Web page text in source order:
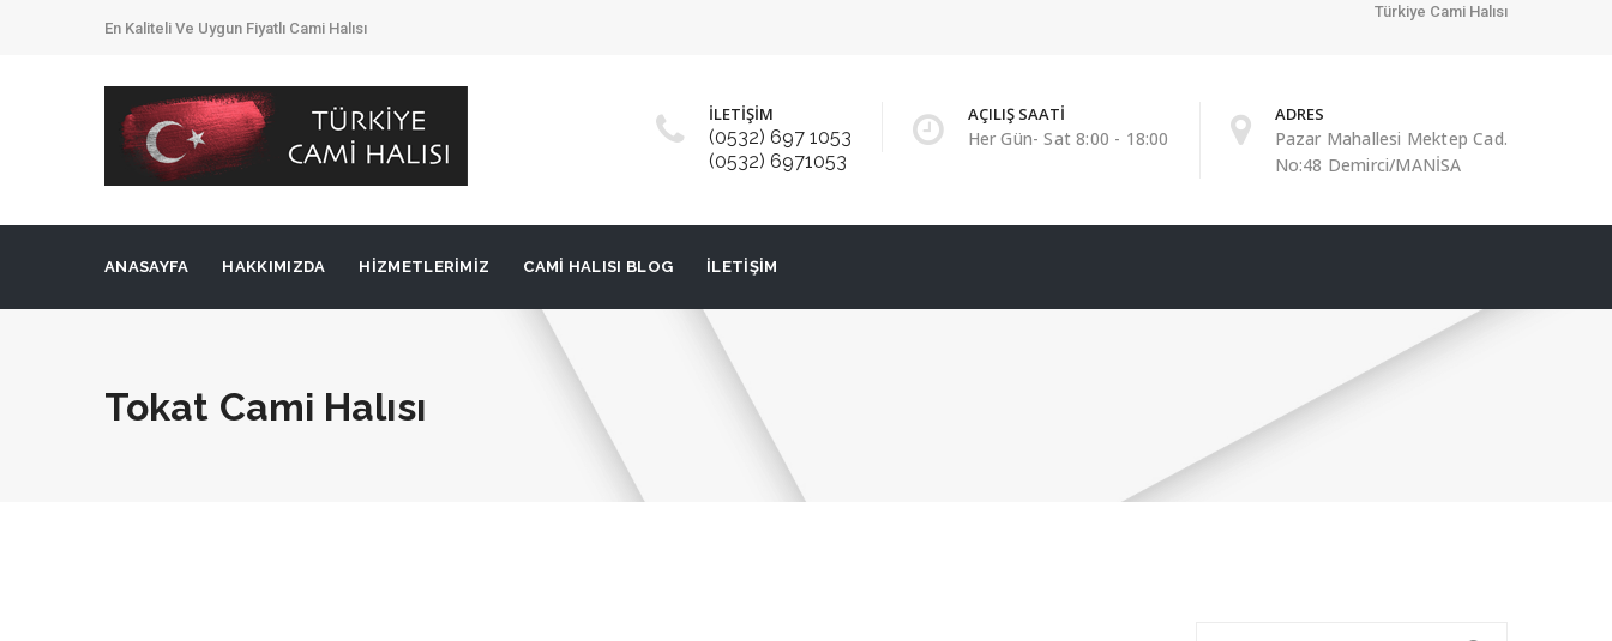
En Kaliteli Ve Uygun Fiyatlı Cami Halısı
Türkiye Cami Halısı
İLETİŞİM
(0532) 697 1053
(0532) 6971053
AÇILIŞ SAATİ
Her Gün- Sat 8:00 - 18:00
ADRES
Pazar Mahallesi Mektep Cad.
No:48 Demirci/MANİSA
ANASAYFA HAKKIMIZDA HIZMETLERIMIZ CAMI HALISI BLOG İLETIŞIM
Tokat Cami Halısı